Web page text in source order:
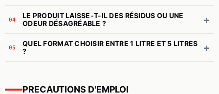
04
LE PRODUIT LAISSE-T-IL DES RÉSIDUS OU UNE
ODEUR DÉSAGRÉABLE ?
+
05
QUEL FORMAT CHOISIR ENTRE 1 LITRE ET 5 LITRES
?
+
PRECAUTIONS D'EMPLOI